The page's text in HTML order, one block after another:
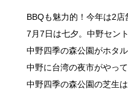
BBQも魅力的！今年は2
7月7日は七夕。中野セン
中野四季の森公園がホタ
中野に台湾の夜市がやっ
中野四季の森公園の芝生